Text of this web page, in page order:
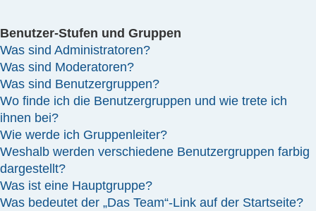
Benutzer-Stufen und Gruppen
Was sind Administratoren?
Was sind Moderatoren?
Was sind Benutzergruppen?
Wo finde ich die Benutzergruppen und wie trete ich
ihnen bei?
Wie werde ich Gruppenleiter?
Weshalb werden verschiedene Benutzergruppen farbig
dargestellt?
Was ist eine Hauptgruppe?
Was bedeutet der „Das Team“-Link auf der Startseite?